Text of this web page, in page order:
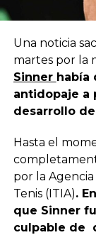
Una noticia
martes por la
Sinner había
antidopaje a
desarrollo
Hasta el
por la
Tenis (ITIA).
que Sinner
culpable de